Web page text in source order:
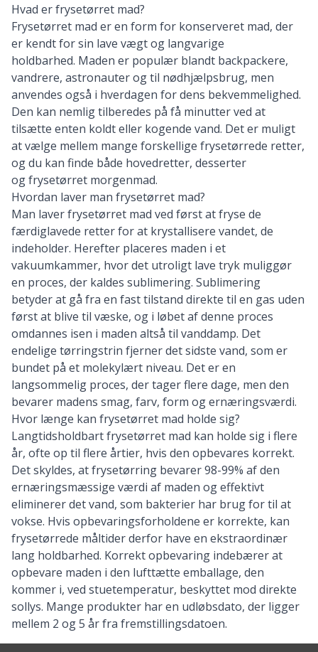
Hvad er frysetørret mad?
Frysetørret mad er en form for konserveret mad, der
er kendt for sin lave vægt og langvarige
holdbarhed. Maden er populær blandt backpackere,
vandrere, astronauter og til nødhjælpsbrug, men
anvendes også i hverdagen for dens bekvemmelighed.
Den kan nemlig tilberedes på få minutter ved at
tilsætte enten koldt eller kogende vand. Det er muligt
at vælge mellem mange forskellige frysetørrede retter,
og du kan finde både hovedretter, desserter
og frysetørret morgenmad.
Hvordan laver man frysetørret mad?
Man laver frysetørret mad ved først at fryse de
færdiglavede retter for at krystallisere vandet, de
indeholder. Herefter placeres maden i et
vakuumkammer, hvor det utroligt lave tryk muliggør
en proces, der kaldes sublimering. Sublimering
betyder at gå fra en fast tilstand direkte til en gas uden
først at blive til væske, og i løbet af denne proces
omdannes isen i maden altså til vanddamp. Det
endelige tørringstrin fjerner det sidste vand, som er
bundet på et molekylært niveau. Det er en
langsommelig proces, der tager flere dage, men den
bevarer madens smag, farv, form og ernæringsværdi.
Hvor længe kan frysetørret mad holde sig?
Langtidsholdbart frysetørret mad kan holde sig i flere
år, ofte op til flere årtier, hvis den opbevares korrekt.
Det skyldes, at frysetørring bevarer 98-99% af den
ernæringsmæssige værdi af maden og effektivt
eliminerer det vand, som bakterier har brug for til at
vokse. Hvis opbevaringsforholdene er korrekte, kan
frysetørrede måltider derfor have en ekstraordinær
lang holdbarhed. Korrekt opbevaring indebærer at
opbevare maden i den lufttætte emballage, den
kommer i, ved stuetemperatur, beskyttet mod direkte
sollys. Mange produkter har en udløbsdato, der ligger
mellem 2 og 5 år fra fremstillingsdatoen.